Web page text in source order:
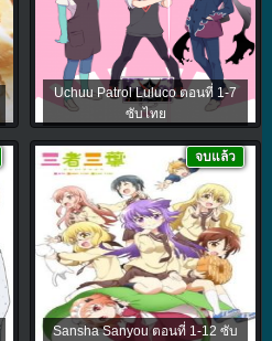
Uchuu Patrol Luluco ตอนที่ 1-7
ซับไทย
Sansha Sanyou ตอนที่ 1-12 ซับ
จบแล้ว